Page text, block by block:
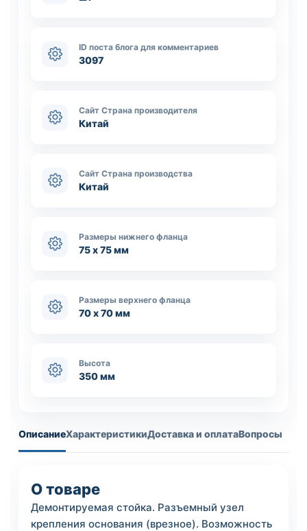
ID поста блога для комментариев
3097
Сайт Страна производителя
Китай
Сайт Страна производства
Китай
Размеры нижнего фланца
75 х 75 мм
Размеры верхнего фланца
70 х 70 мм
Высота
350 мм
ОписаниеХарактеристикиДоставка и оплатаВопросы
О товаре
Демонтируемая стойка. Разъемный узел
крепления основания (врезное). Возможность